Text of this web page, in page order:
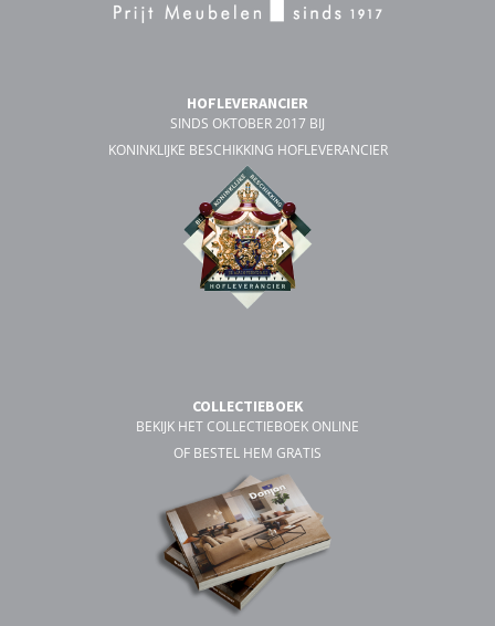
HOFLEVERANCIER
SINDS OKTOBER 2017 BIJ
KONINKLIJKE BESCHIKKING HOFLEVERANCIER
COLLECTIEBOEK
BEKIJK HET COLLECTIEBOEK ONLINE
OF BESTEL HEM GRATIS